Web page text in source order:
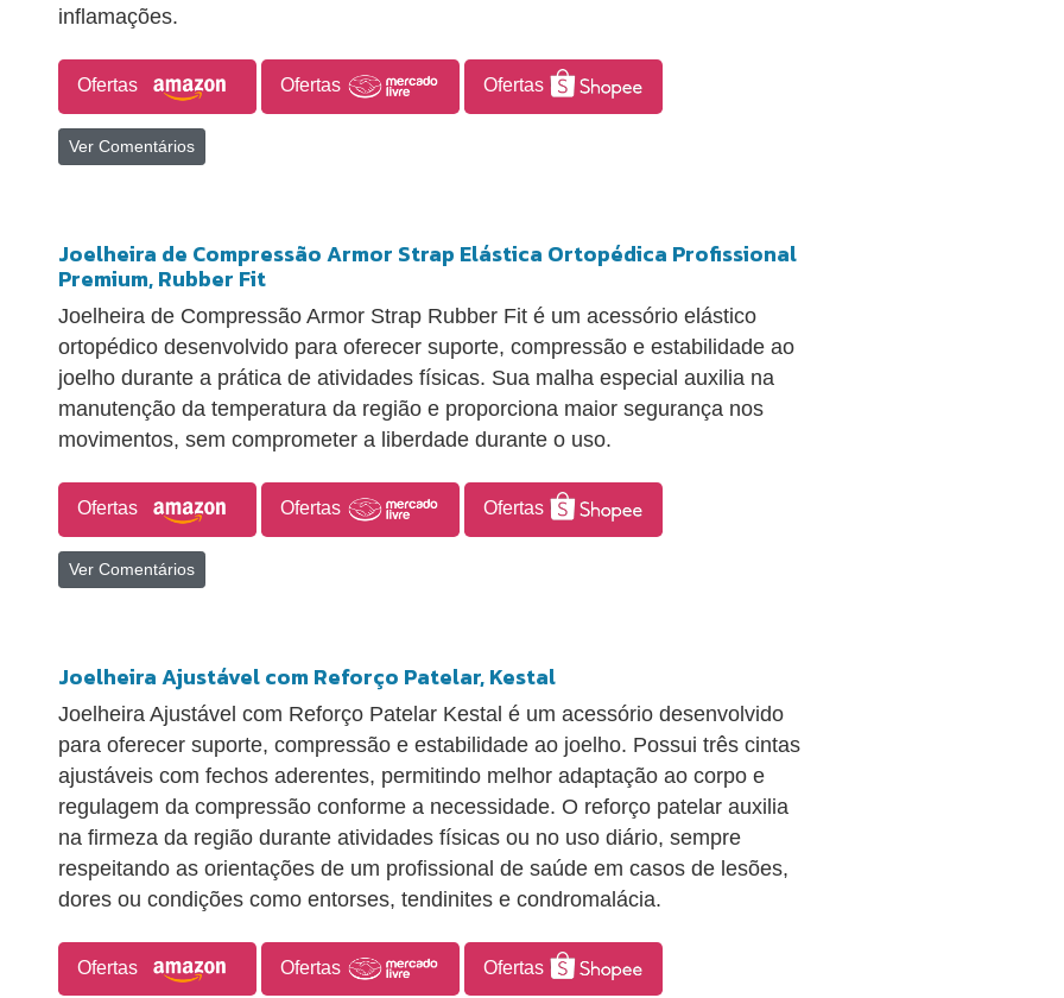
inflamações.
Ofertas Ofertas Ofertas
Ver Comentários
Joelheira de Compressão Armor Strap Elástica Ortopédica Profissional
Premium, Rubber Fit
Joelheira de Compressão Armor Strap Rubber Fit é um acessório elástico
ortopédico desenvolvido para oferecer suporte, compressão e estabilidade ao
joelho durante a prática de atividades físicas. Sua malha especial auxilia na
manutenção da temperatura da região e proporciona maior segurança nos
movimentos, sem comprometer a liberdade durante o uso.
Ofertas Ofertas Ofertas
Ver Comentários
Joelheira Ajustável com Reforço Patelar, Kestal
Joelheira Ajustável com Reforço Patelar Kestal é um acessório desenvolvido
para oferecer suporte, compressão e estabilidade ao joelho. Possui três cintas
ajustáveis com fechos aderentes, permitindo melhor adaptação ao corpo e
regulagem da compressão conforme a necessidade. O reforço patelar auxilia
na firmeza da região durante atividades físicas ou no uso diário, sempre
respeitando as orientações de um profissional de saúde em casos de lesões,
dores ou condições como entorses, tendinites e condromalácia.
Ofertas Ofertas Ofertas